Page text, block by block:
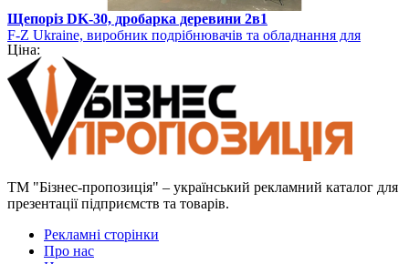
Щепоріз DK-30, дробарка деревини 2в1
F-Z Ukraine, виробник подрібнювачів та обладнання для
виготовлення біопалива
Ціна:
ТМ "Бізнес-пропозиція" – український рекламний каталог для
презентації підприємств та товарів.
Рекламні сторінки
Про нас